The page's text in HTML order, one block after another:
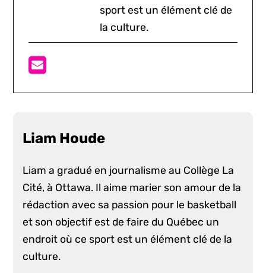
sport est un élément clé de
la culture.
Liam Houde
Liam a gradué en journalisme au Collège La
Cité, à Ottawa. Il aime marier son amour de la
rédaction avec sa passion pour le basketball
et son objectif est de faire du Québec un
endroit où ce sport est un élément clé de la
culture.